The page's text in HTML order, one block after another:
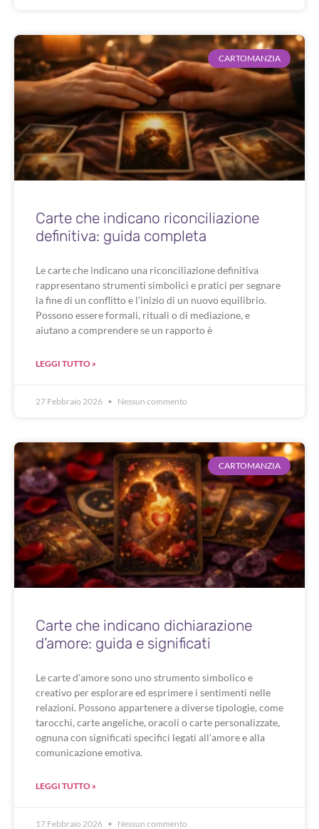
CARTOMANZIA
Carte che indicano riconciliazione
definitiva: guida completa
Le carte che indicano una riconciliazione definitiva
rappresentano strumenti simbolici e pratici per segnare
la fine di un conflitto e l’inizio di un nuovo equilibrio.
Possono essere formali, rituali o di mediazione, e
aiutano a comprendere se un rapporto è
LEGGI TUTTO »
27 Febbraio 2026 Nessun commento
CARTOMANZIA
Carte che indicano dichiarazione
d’amore: guida e significati
Le carte d’amore sono uno strumento simbolico e
creativo per esplorare ed esprimere i sentimenti nelle
relazioni. Possono appartenere a diverse tipologie, come
tarocchi, carte angeliche, oracoli o carte personalizzate,
ognuna con significati specifici legati all’amore e alla
comunicazione emotiva.
LEGGI TUTTO »
17 Febbraio 2026 Nessun commento